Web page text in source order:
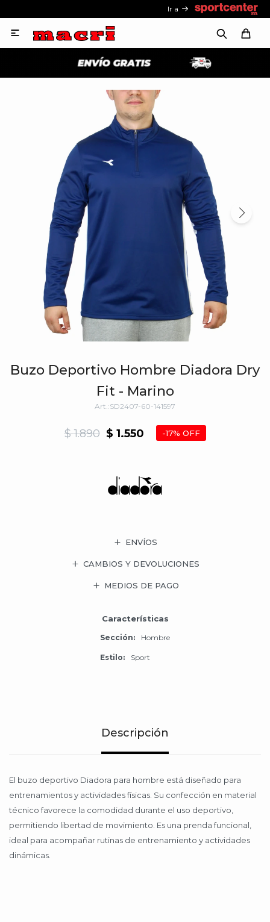
Ir a

Buzo Deportivo Hombre Diadora Dry
Fit - Marino
SD2407-60-141597
$ 1.550
$ 1.890 17
ENVÍOS
CAMBIOS Y DEVOLUCIONES
MEDIOS DE PAGO
Características
Sección Hombre
Estilo Sport
Descripción
El buzo deportivo Diadora para hombre está diseñado para
entrenamientos y actividades físicas. Su confección en material
técnico favorece la comodidad durante el uso deportivo,
permitiendo libertad de movimiento. Es una prenda funcional,
ideal para acompañar rutinas de entrenamiento y actividades
dinámicas.